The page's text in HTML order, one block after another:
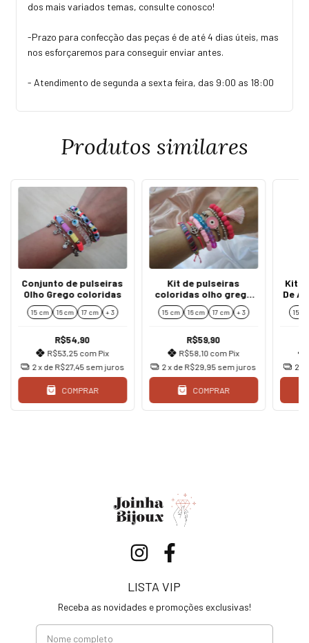
dos mais variados temas, consulte conosco!
-Prazo para confecção das peças é de até 4 dias úteis, mas
nos esforçaremos para conseguir enviar antes.
- Atendimento de segunda a sexta feira, das 9:00 as 18:00
Produtos similares
Conjunto de pulseiras
Olho Grego coloridas
15 cm 16 cm 17 cm + 3
R$54,90
R$53,25 com Pix
2x de R$27,45 sem juros
COMPRAR
Kit de pulseiras
coloridas olho grego
rosa boho
15 cm 16 cm 17 cm + 3
R$59,90
R$58,10 com Pix
2 x de R$29,95 sem juros
COMPRAR
Kit 2
De
15
2
LISTA VIP
Receba as novidades e promoções exclusivas!